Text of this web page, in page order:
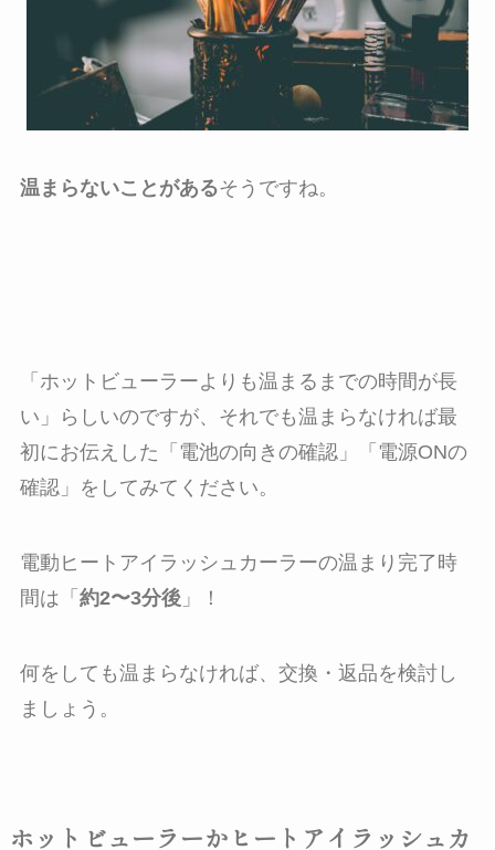
温まらないことがあるそうですね。
「 ホットビューラーよりも温まるまでの時間が長
い 」らしいのですが、それでも温まらなければ最
初にお伝えした「 電池の向きの確認」「 電源ONの
確認」をしてみてください。
電動ヒートアイラッシュカーラーの温まり完了時
間は「 約2〜3分後」！
何をしても温まらなければ、交換・返品を検討し
ましょう。
ホットビューラーかヒートアイラッシュカ